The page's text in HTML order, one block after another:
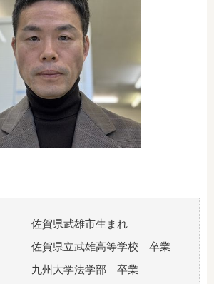
４日（月）まで休業いたします。
お知らせ 令和元年１２月２８日（土）か
日（日）まで休業いたします。
ニューアルいたしました。今後とも司法
ニューアルいたしました。今後とも司法
ンスをよろしくお願いいたします。
佐賀県武雄市生まれ
佐賀県立武雄高等学校 卒業
九州大学法学部 卒業